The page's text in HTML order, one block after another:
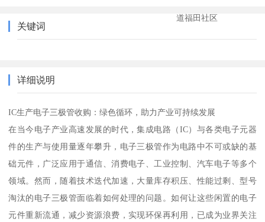
道福田社区
关键词
详细说明
IC生产电子三极管收购：绿色循环，助力产业可持续发展
在当今电子产业高速发展的时代，集成电路（IC）与各类电子元器
件的生产与使用量逐年攀升，电子三极管作为电路中不可或缺的基
础元件，广泛应用于通信、消费电子、工业控制、汽车电子等多个
领域。然而，随着技术迭代加速，大量库存积压、性能过剩、型号
淘汰的电子三极管面临着如何处理的问题。如何让这些闲置的电子
元件重新流通，减少资源浪费，实现环保再利用，已成为业界关注